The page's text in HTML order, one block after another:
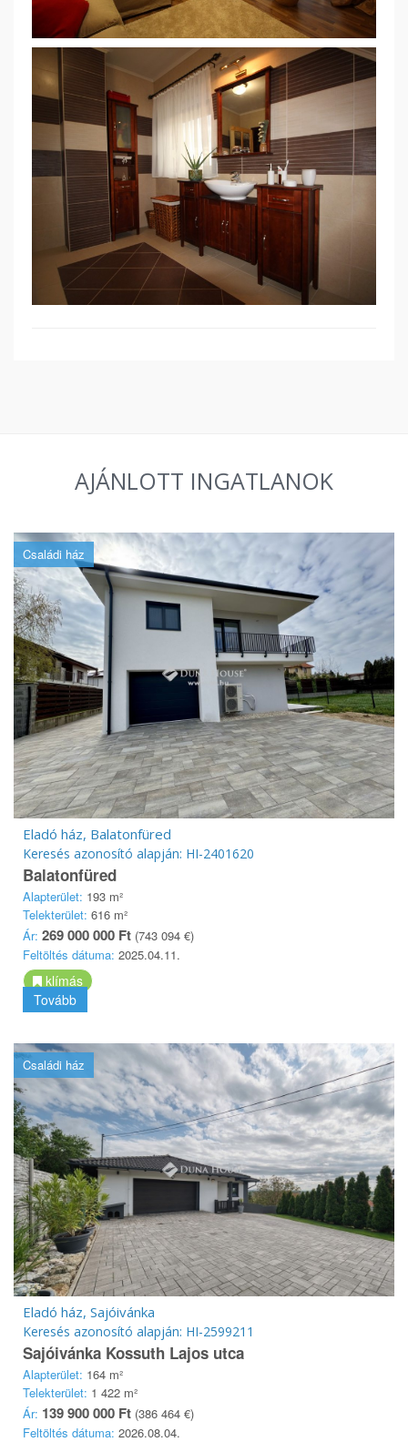
AJÁNLOTT INGATLANOK
Családi ház
Eladó ház, Balatonfüred
Keresés azonosító alapján: HI-2401620
Balatonfüred
Alapterület: 193 m²
Telekterület: 616 m²
Ár: 269 000 000 Ft (743 094 €)
Feltöltés dátuma: 2025.04.11.
klímás
Tovább
Családi ház
Eladó ház, Sajóivánka
Keresés azonosító alapján: HI-2599211
Sajóivánka Kossuth Lajos utca
Alapterület: 164 m²
Telekterület: 1 422 m²
Ár: 139 900 000 Ft (386 464 €)
Feltöltés dátuma: 2026.08.04.